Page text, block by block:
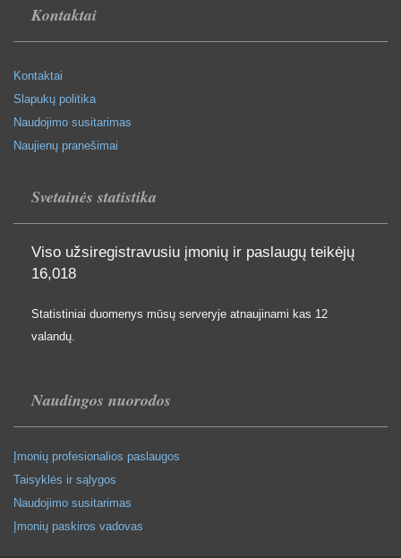
Kontaktai
Kontaktai
Slapukų politika
Naudojimo susitarimas
Naujienų pranešimai
Svetainės statistika
Viso užsiregistravusiu įmonių ir paslaugų teikėjų
16,018
Statistiniai duomenys mūsų serveryje atnaujinami kas 12
valandų.
Naudingos nuorodos
Įmonių profesionalios paslaugos
Taisyklės ir sąlygos
Naudojimo susitarimas
Įmonių paskiros vadovas